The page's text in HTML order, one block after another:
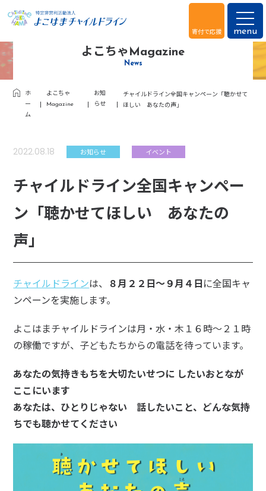
寄付で応援 menu
よこちゃMagazine
News
ホ
ー
ム
よこちゃ
Magazine
お知
らせ
チャイルドライン全国キャンペーン「聴かせて
ほしい あなたの声」
2022.08.18 お知らせ イベント
チャイルドライン全国キャンペー
ン「聴かせてほしい あなたの
声」
チャイルドラインは、 ８月２２日～９月４日に全国キャ
ンペーンを実施します。
よこはまチャイルドラインは月・水・木１６時～２１時
の稼働ですが、子どもたちからの電話を待っています。
あなたの気持きもちを大切たいせつに したいおとなが
ここにいます
あなたは、ひとりじゃない 話したいこと、どんな気持
ちでも聴かせてください